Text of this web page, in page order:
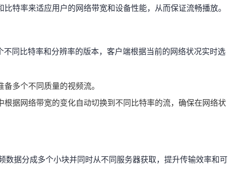
特率来适应用户的网络带宽和设备性能，从而保证流畅播放。
不同比特率和分辨率的版本，客户端根据当前的网络状况实时选
备多个不同质量的视频流。
根据网络带宽的变化自动切换到不同比特率的流，确保在网络状
数据分成多个小块并同时从不同服务器获取，提升传输效率和可